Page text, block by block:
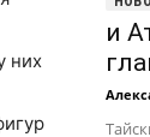
них
и